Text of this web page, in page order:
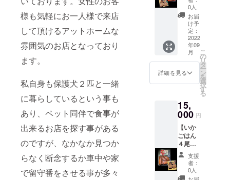
様も気軽にお一人様で来店
して頂けるアットホームな
雰囲気のお店となっており
ます。
私自身も保護犬２匹と一緒
に暮らしているという事も
あり、ペット同伴で食事が
出来るお店を探す事がある
のですが、なかなか見つか
らなく断念するか車中や家
で留守番をさせる事が多々
『いか
めし』
です。
名称：
いかめ
原材
うるち
米（北
海道
産）、
もち米
（北海
道
産）、
醤油、
カの中
にご飯
を詰
め、甘
辛いタ
レで旨
味を
しっか
りと染
らやら
かく仕
上げま
した！
名称：
いかめ
パッ
ク】＋
御礼の
メー
ル
道
南の郷
土料理
の代表
とも言
われる
めし』
は、函
館本線
森駅の
駅弁と
して全
国的に
人気の
高い物
です。
0人
お届
け予
定：
2022
年09
月
詳細を見る
こ
の
リ
タ
ー
ン
を
選
択
す
る
15,
000 円
【いか
ごはん
４尾入×
１０
パッ
ク】＋
御礼の
支援
者：
0人